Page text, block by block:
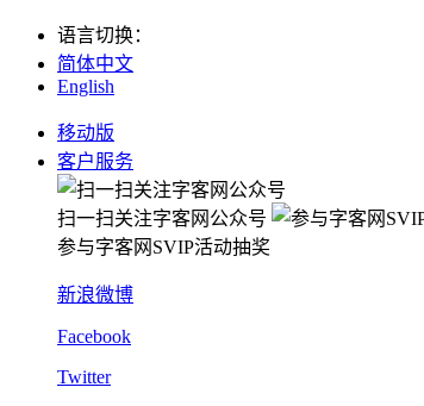
语言切换：
简体中文
English
移动版
客户服务
扫一扫关注字客网公众号
参与字客网SVIP活动抽奖
新浪微博
Facebook
Twitter